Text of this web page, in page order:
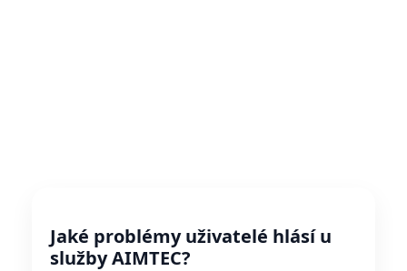
Jaké problémy uživatelé hlásí u
služby AIMTEC?